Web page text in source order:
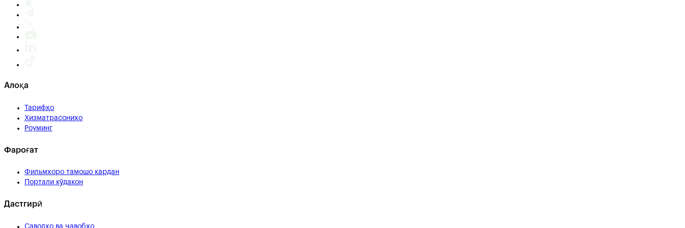
Алоқа
Тарифҳо
Хизматрасониҳо
Роуминг
Фароғат
Фильмҳоро тамошо кардан
Портали кӯдакон
Дастгирӣ
Саволҳо ва ҷавобҳо